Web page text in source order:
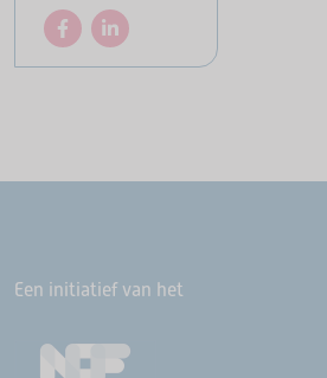
Een initiatief van het